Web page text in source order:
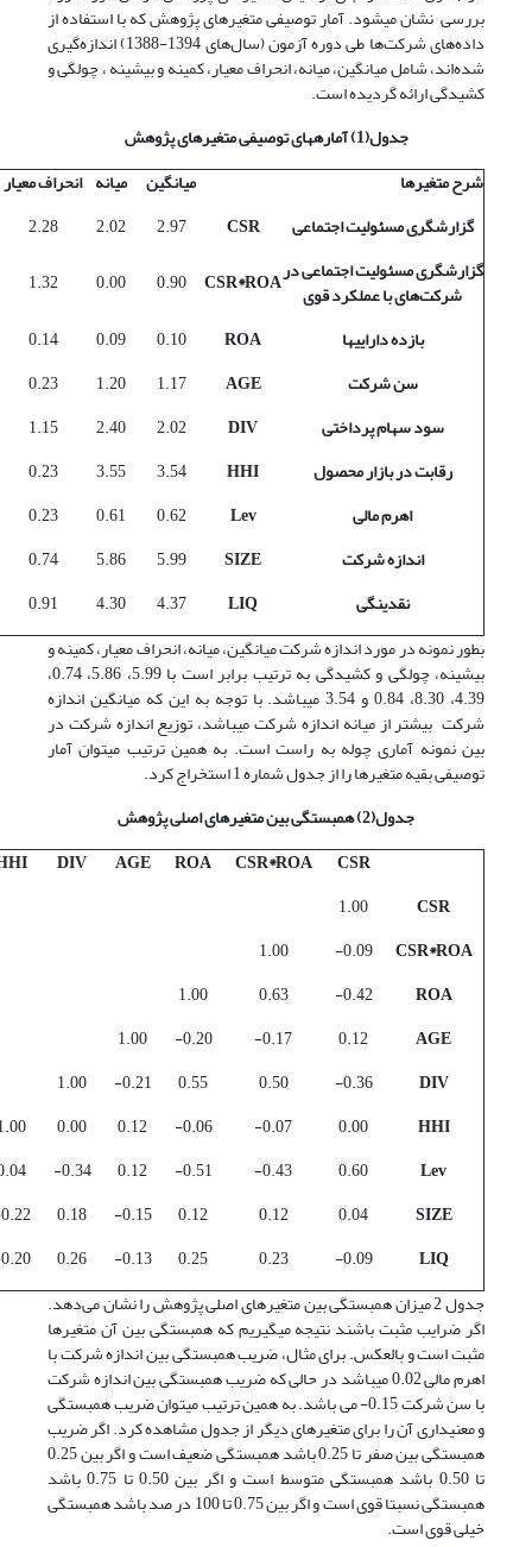
بررسی نشان می­شود. آمار توصیفی متغیر‌های پژوهش که با استفاده از
داده‌های شرکت‌ها طی دوره آزمون (سال‌های 1394-1388) اندازه‌گیری
شده‌اند، شامل میانگین، میانه، انحراف معیار، کمینه و بیشینه ، چولگی و
کشیدگی ارائه گردیده است.
جدول(1) آماره­های توصیفی متغیرهای پژوهش
شرح متغیرها
میانگین میانه انحراف معیار
گزارشگری مسئولیت اجتماعی
CSR
2.97
2.02
2.28
گزارشگری مسئولیت اجتماعی در
شرکت‌های با عملکرد قوی CSR*ROA
0.90
0.00
1.32
بازده دارایی­ها
ROA
0.10
0.09
0.14
سن شرکت
AGE
1.17
1.20
0.23
سود سهام پرداختی
DIV
2.02
2.40
1.15
رقابت در بازار محصول
HHI
3.54
3.55
0.23
اهرم مالی
Lev
0.62
0.61
0.23
اندازه شرکت
SIZE
5.99
5.86
0.74
نقدینگی
LIQ
4.37
4.30
0.91
بطور نمونه در مورد اندازه شرکت میانگین، میانه، انحراف معیار، کمینه و
بیشینه، چولگی و کشیدگی به ترتیب برابر است با 5.99، 5.86، 0.74،
4.39، 8.30، 0.84 و 3.54 می­باشد. با توجه به این که میانگین اندازه
شرکت بیشتر از میانه اندازه شرکت می­باشد، توزیع اندازه شرکت در
بین نمونه آماری چوله به راست است. به همین ترتیب می­توان آمار
توصیفی بقیه متغیرها را از جدول شماره 1 استخراج کرد.
جدول(2) همبستگی بین متغیرهای اصلی پژوهش‌
CSR
CSR*ROA
ROA
AGE
DIV
CSR
1.00
CSR*ROA
0.09-
1.00
ROA
0.42-
0.63
1.00
AGE
0.12
0.17-
0.20-
1.00
DIV
0.36-
0.50
0.55
0.21-
1.00
HHI
0.00
0.07-
0.06-
0.12
0.00
Lev
0.60
0.43-
0.51-
0.12
0.34-
SIZE
0.04
0.12
0.12
0.15-
0.18
0.22-
LIQ
0.09-
0.23
0.25
0.13-
0.26
0.20-
جدول 2 میزان همبستگی بین متغیرهای اصلی پژوهش را نشان می‌دهد.
اگر ضرایب مثبت باشند نتیجه می­گیریم که همبستگی بین آن متغیرها
مثبت است و بالعکس. برای مثال­، ضریب همبستگی بین اندازه شرکت با
اهرم مالی 0.02 می­باشد در حالی که ضریب همبستگی بین اندازه شرکت
با سن شرکت 0.15- می باشد. به همین ترتیب می­توان ضریب همبستگی
و معنی­داری آن را برای متغیرهای دیگر از جدول مشاهده کرد. اگر ضریب
همبستگی بین صفر تا 0.25 باشد همبستگی ضعیف است و اگر بین 0.25
تا 0.50 باشد همبستگی متوسط است و اگر بین 0.50 تا 0.75 باشد
همبستگی نسبتا قوی است و اگر بین 0.75 تا 100 در صد باشد همبستگی
خیلی قوی است.